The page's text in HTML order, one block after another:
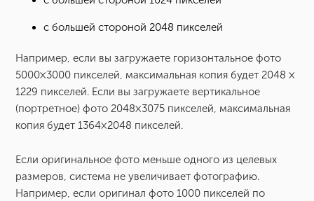
с большей стороной 2048 пикселей
Например, если вы загружаете горизонтальное фото
5000×3000 пикселей, максимальная копия будет 2048 ×
1229 пикселей. Если вы загружаете вертикальное
(портретное) фото 2048×3075 пикселей, максимальная
копия будет 1364×2048 пикселей.
Если оригинальное фото меньше одного из целевых
размеров, система не увеличивает фотографию.
Например, если оригинал фото 1000 пикселей по